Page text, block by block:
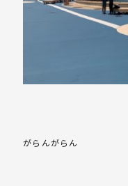
がらんがらん